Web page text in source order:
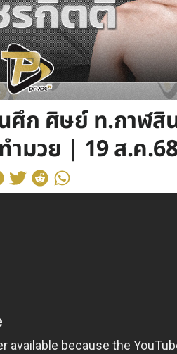
ศึก ศิษย์ ท.กาฬสิ
ำมวย | 19 ส.ค